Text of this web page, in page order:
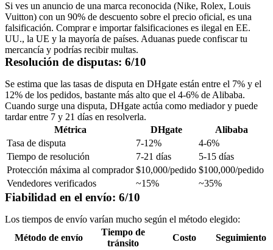
Si ves un anuncio de una marca reconocida (Nike, Rolex, Louis
Vuitton) con un 90% de descuento sobre el precio oficial, es una
falsificación. Comprar e importar falsificaciones es ilegal en EE.
UU., la UE y la mayoría de países. Aduanas puede confiscar tu
mercancía y podrías recibir multas.
Resolución de disputas: 6/10
Se estima que las tasas de disputa en DHgate están entre el 7% y el
12% de los pedidos, bastante más alto que el 4-6% de Alibaba.
Cuando surge una disputa, DHgate actúa como mediador y puede
tardar entre 7 y 21 días en resolverla.
Métrica
DHgate
Alibaba
Tasa de disputa
7-12%
4-6%
Tiempo de resolución
7-21 días
5-15 días
Protección máxima al comprador $10,000/pedido $100,000/pedido
Vendedores verificados
~15% ~35%
Fiabilidad en el envío: 6/10
Los tiempos de envío varían mucho según el método elegido:
Método de envío
Tiempo de
tránsito
Costo Seguimiento